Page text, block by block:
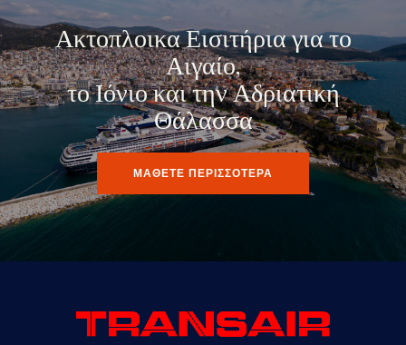
Ακτοπλοικα Εισιτήρια για το
Αιγαίο,
το Ιόνιο και την Αδριατική
Θάλασσα
ΜΑΘΕΤΕ ΠΕΡΙΣΣΟΤΕΡΑ